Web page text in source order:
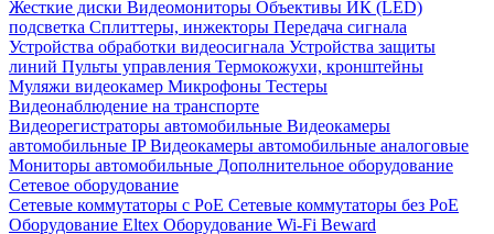
Жесткие диски Видеомониторы Объективы ИК (LED)
подсветка Сплиттеры, инжекторы Передача сигнала
Устройства обработки видеосигнала Устройства защиты
линий Пульты управления Термокожухи, кронштейны
Муляжи видеокамер Микрофоны Тестеры
Видеонаблюдение на транспорте
Видеорегистраторы автомобильные Видеокамеры
автомобильные IPВидеокамеры автомобильные аналоговые
Мониторы автомобильные Дополнительное оборудование
Сетевое оборудование
Сетевые коммутаторы с РоЕ Сетевые коммутаторы без РоЕ
Оборудование Eltex Оборудование Wi-Fi Beward